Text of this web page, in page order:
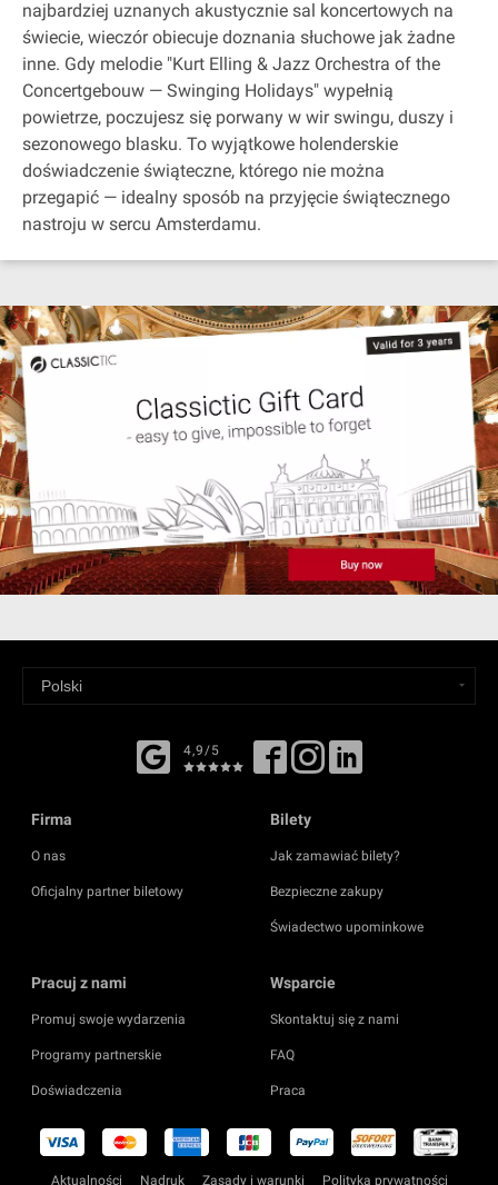
najbardziej uznanych akustycznie sal koncertowych na
świecie, wieczór obiecuje doznania słuchowe jak żadne
inne. Gdy melodie "Kurt Elling & Jazz Orchestra of the
Concertgebouw — Swinging Holidays" wypełnią
powietrze, poczujesz się porwany w wir swingu, duszy i
sezonowego blasku. To wyjątkowe holenderskie
doświadczenie świąteczne, którego nie można
przegapić — idealny sposób na przyjęcie świątecznego
nastroju w sercu Amsterdamu.
4,9/5
Firma
O nas
Oficjalny partner biletowy
Bilety
Jak zamawiać bilety?
Bezpieczne zakupy
Świadectwo upominkowe
Pracuj z nami
Promuj swoje wydarzenia
Programy partnerskie
Doświadczenia
Wsparcie
Skontaktuj się z nami
FAQ
Praca
Aktualności Nadruk Zasady i warunki Polityka prywatności